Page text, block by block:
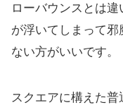
ローバウンスとは
が浮いてしま って邪
ない方がいいです。
スクエアに構えた